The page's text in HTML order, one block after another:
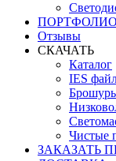
ПОРТФОЛИО
Отзывы
СКАЧАТЬ
Каталог
IES
Чистые
ЗАКАЗАТЬ